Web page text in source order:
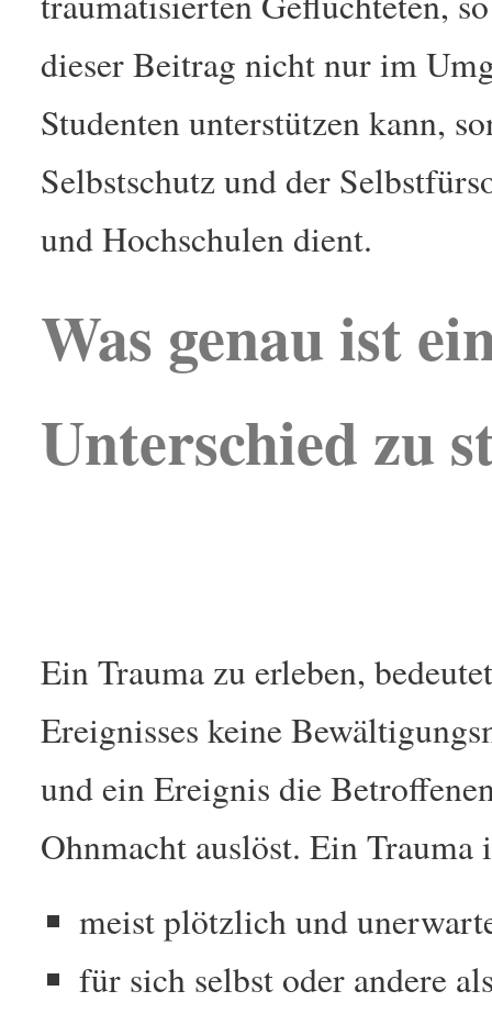
dieser Beitrag nicht nur im
Studenten unterstützen kann,
Selbstschutz und der
und Hochschulen dient.
Was genau ist
Unterschied zu
Ein Trauma zu erleben,
Ereignisses keine
und ein Ereignis die
Ohnmacht auslöst. Ein Trauma
meist plötzlich und
für sich selbst oder andere